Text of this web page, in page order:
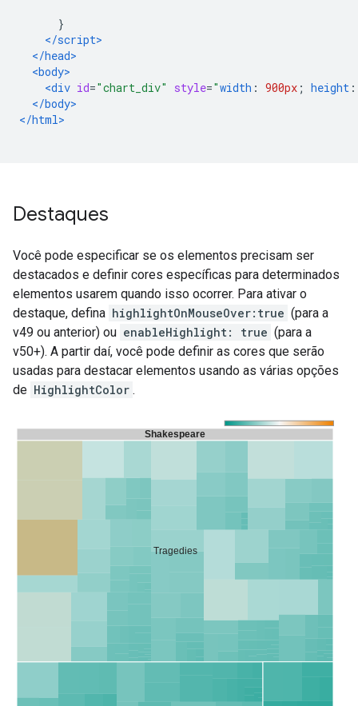
}
</script>
</head>
<body>
<div id="chart_div" style="width : 900px ; height :
</body>
</html>
Destaques
Você pode especificar se os elementos precisam ser
destacados e definir cores específicas para determinados
elementos usarem quando isso ocorrer. Para ativar o
destaque, defina highlightOnMouseOver:true (para a
v49 ou anterior) ou enableHighlight: true (para a
v50+). A partir daí, você pode definir as cores que serão
usadas para destacar elementos usando as várias opções
de HighlightColor .